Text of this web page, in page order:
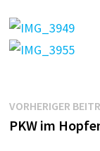
VORHERIGER
PKW im